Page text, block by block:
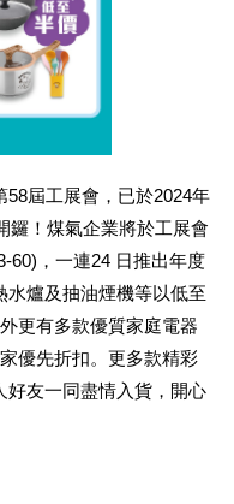
屆工展會，已於2024年
鑼！煤氣企業將於工展會
60)，一連24 日推出年度
水爐及抽油煙機等以低至
更有多款優質家庭電器
優先折扣。更多款精彩
好友一同盡情入貨，開心